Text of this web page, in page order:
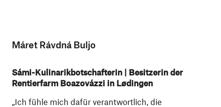
Máret Rávdná Buljo
Sámi-Kulinarikbotschafterin | Besitzerin der
Rentierfarm Boazovázzi in Lødingen
„Ich fühle mich dafür verantwortlich, die